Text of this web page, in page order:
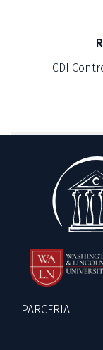
CDI
PARCERIA